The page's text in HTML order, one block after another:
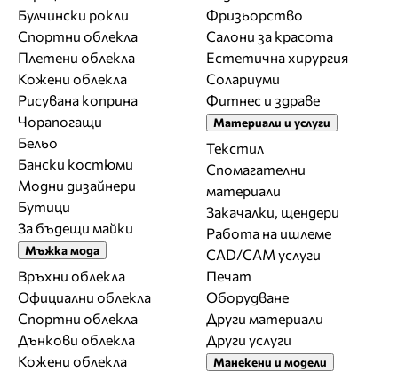
Булчински рокли
Спортни облекла
Плетени облекла
Кожени облекла
Рисувана коприна
Чорапогащи
Бельо
Бански костюми
Модни дизайнери
Бутици
За бъдещи майки
Мъжка мода
Връхни облекла
Официални облекла
Спортни облекла
Дънкови облекла
Кожени облекла
Фризьорство
Салони за красота
Естетична хирургия
Солариуми
Фитнес и здраве
Материали и услуги
Текстил
Спомагателни
материали
Закачалки, щендери
Работа на ишлеме
CAD/CAM услуги
Печат
Оборудване
Други материали
Други услуги
Манекени и модели